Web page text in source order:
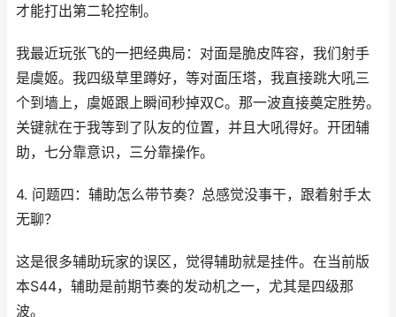
才能打出第二轮控制。
我最近玩张飞的一把经典局：对面是脆皮阵容，我们射手
是虞姬。我四级草里蹲好，等对面压塔，我直接跳大吼三
个到墙上，虞姬跟上瞬间秒掉双C。那一波直接奠定胜势。
关键就在于我等到了队友的位置，并且大吼得好。开团辅
助，七分靠意识，三分靠操作。
4. 问题四：辅助怎么带节奏？总感觉没事干，跟着射手太
无聊？
这是很多辅助玩家的误区，觉得辅助就是挂件。在当前版
本S44，辅助是前期节奏的发动机之一，尤其是四级那
波。